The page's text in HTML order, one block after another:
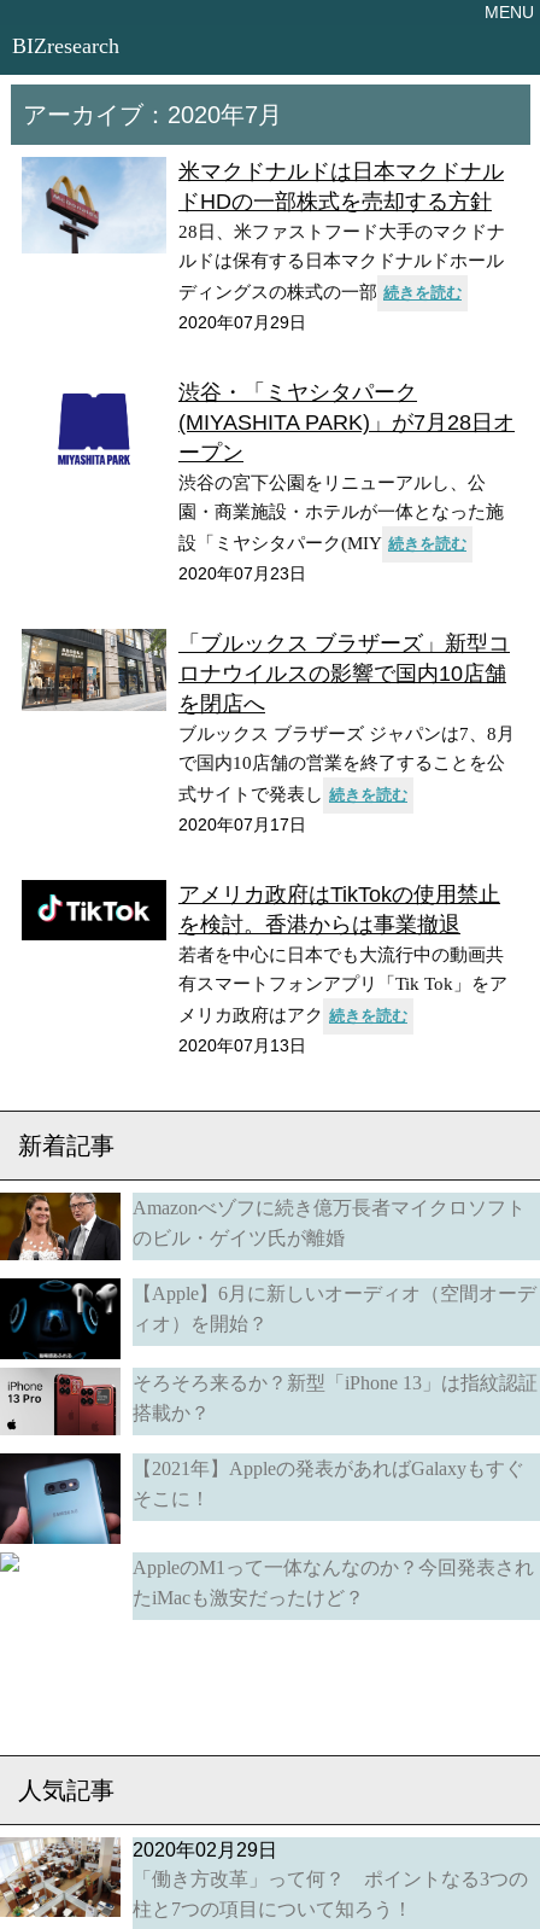
BIZresearch
アーカイブ： 2020年7月
米マクドナルドは日本マクドナル
ドHDの一部株式を売却する方針
28日、米ファストフード大手のマクドナ
ルドは保有する日本マクドナルドホール
ディングスの株式の一部 続きを読む
2020年07月29日
渋谷・「ミヤシタパーク
(MIYASHITA PARK)」が7月28日オ
ープン
渋谷の宮下公園をリニューアルし、公
園・商業施設・ホテルが一体となった施
設「ミヤシタパーク(MIY 続きを読む
2020年07月23日
「ブルックス ブラザーズ」新型コ
ロナウイルスの影響で国内10店舗
を閉店へ
ブルックス ブラザーズ ジャパンは7、8月
で国内10店舗の営業を終了することを公
式サイトで発表し 続きを読む
2020年07月17日
アメリカ政府はTikTokの使用禁止
を検討。香港からは事業撤退
若者を中心に日本でも大流行中の動画共
有スマートフォンアプリ「Tik Tok」をア
メリカ政府はアク 続きを読む
2020年07月13日
新着記事
Amazonべゾフに続き億万長者マイクロソフト
のビル・ゲイツ氏が離婚
【Apple】6月に新しいオーディオ（空間オーデ
ィオ）を開始？
そろそろ来るか？新型「iPhone 13」は指紋認証
搭載か？
【2021年】Appleの発表があればGalaxyもすぐ
そこに！
AppleのM1って一体なんなのか？今回発表され
たiMacも激安だったけど？
人気記事
2020年02月29日
「働き方改革」って何？ ポイントなる3つの
柱と7つの項目について知ろう！